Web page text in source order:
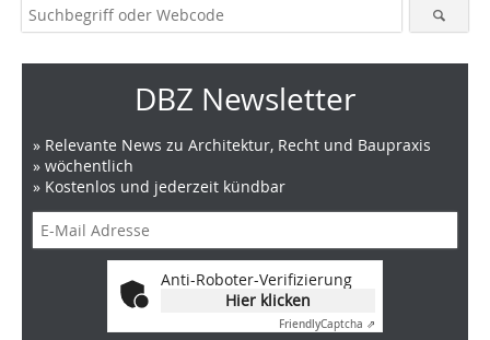
DBZ Newsletter
» Relevante News zu Architektur, Recht und Baupraxis
» wöchentlich
» Kostenlos und jederzeit kündbar
Anti-Roboter-Verifizierung
Hier klicken
FriendlyCaptcha ⇗